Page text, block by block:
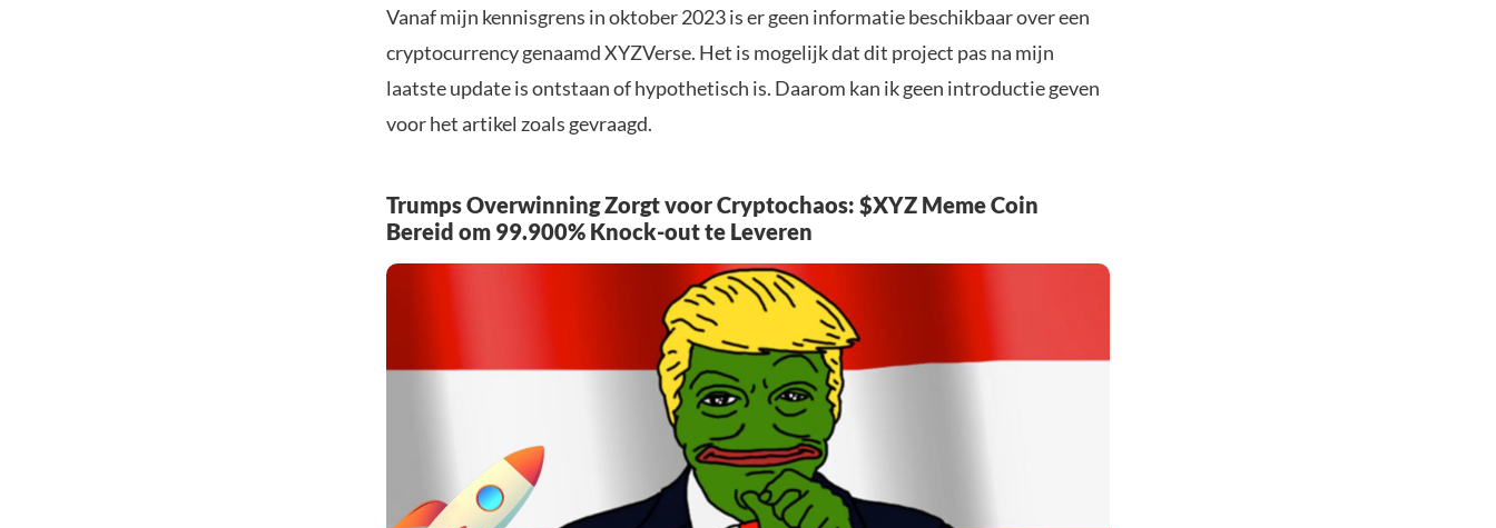
Vanaf mijn kennisgrens in oktober 2023 is er geen informatie beschikbaar over een
cryptocurrency genaamd XYZVerse. Het is mogelijk dat dit project pas na mijn
laatste update is ontstaan of hypothetisch is. Daarom kan ik geen introductie geven
voor het artikel zoals gevraagd.
Trumps Overwinning Zorgt voor Cryptochaos: $XYZ Meme Coin
Bereid om 99.900% Knock-out te Leveren